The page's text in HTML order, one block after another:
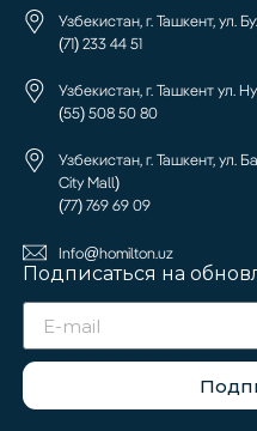
Узбекистан, г. Ташкент, ул.
(71) 233 44 51
Узбекистан, г. Ташкент ул.
(55) 508 50 80
Узбекистан, г. Ташкент, ул.
City Mall)
(77) 769 69 09
Info@homilton.uz
Подписаться на